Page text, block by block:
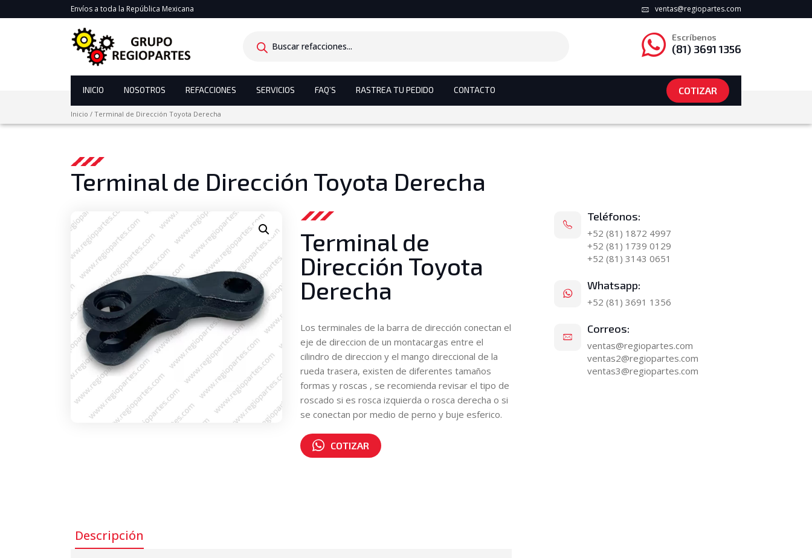
Envíos a toda la República Mexicana ventas@regiopartes.com
search Escríbenos
(81) 3691 1356
INICIO NOSOTROS REFACCIONES SERVICIOS FAQ’S RASTREA TU PEDIDO CONTACTO COTIZAR
Inicio / Terminal de Dirección Toyota Derecha
Terminal de Dirección Toyota Derecha
Terminal de
Dirección Toyota
Derecha
Los terminales de la barra de dirección conectan el
eje de direccion de un montacargas entre el
cilindro de direccion y el mango direccional de la
rueda trasera, existen de diferentes tamaños
formas y roscas , se recomienda revisar el tipo de
roscado si es rosca izquierda o rosca derecha o si
se conectan por medio de perno y buje esferico.
COTIZAR
Descripción
Teléfonos:
+52 (81) 1872 4997
+52 (81) 1739 0129
+52 (81) 3143 0651
Whatsapp:
+52 (81) 3691 1356
Correos:
ventas@regiopartes.com
ventas2@regiopartes.com
ventas3@regiopartes.com